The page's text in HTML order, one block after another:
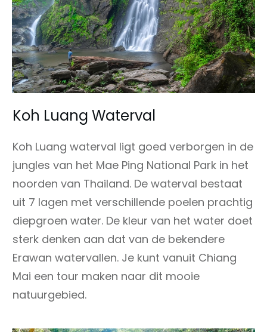
Koh Luang Waterval
Koh Luang waterval ligt goed verborgen in de
jungles van het Mae Ping National Park in het
noorden van Thailand. De waterval bestaat
uit 7 lagen met verschillende poelen prachtig
diepgroen water. De kleur van het water doet
sterk denken aan dat van de bekendere
Erawan watervallen. Je kunt vanuit Chiang
Mai een tour maken naar dit mooie
natuurgebied.